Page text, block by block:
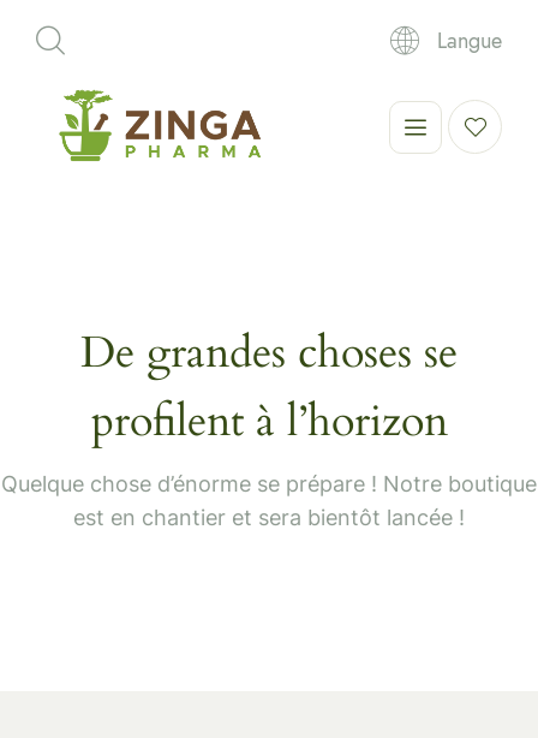
Langue
De grandes choses se
profilent à l’horizon
Quelque chose d’énorme se prépare ! Notre boutique
est en chantier et sera bientôt lancée !